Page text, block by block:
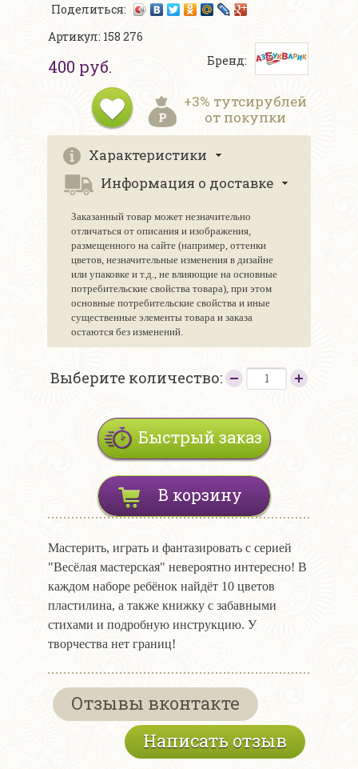
Поделиться:
Артикул: 158 276
400 руб. Бренд:
+3% тутсирублей
от покупки
Характеристики
Информация о доставке
Заказанный товар может незначительно
отличаться от описания и изображения,
размещенного на сайте (например, оттенки
цветов, незначительные изменения в дизайне
или упаковке и т.д., не влияющие на основные
потребительские свойства товара), при этом
основные потребительские свойства и иные
существенные элементы товара и заказа
остаются без изменений.
Выберите количество:
Быстрый заказ
В корзину
Мастерить, играть и фантазировать с серией
"Весёлая мастерская" невероятно интересно! В
каждом наборе ребёнок найдёт 10 цветов
пластилина, а также книжку с забавными
стихами и подробную инструкцию. У
творчества нет границ!
Отзывы вконтакте
Написать отзыв